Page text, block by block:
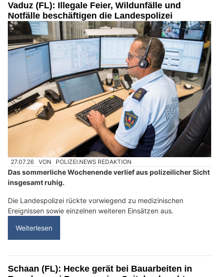
Vaduz (FL): Illegale Feier, Wildunfälle und
Notfälle beschäftigen die Landespolizei
27.07.26 VON POLIZEI.NEWS REDAKTION
Das sommerliche Wochenende verlief aus polizeilicher Sicht
insgesamt ruhig.
Die Landespolizei rückte vorwiegend zu medizinischen
Ereignissen sowie einzelnen weiteren Einsätzen aus.
Weiterlesen
Schaan (FL): Hecke gerät bei Bauarbeiten in